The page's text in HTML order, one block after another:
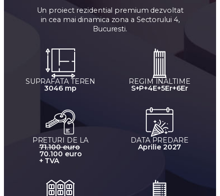
Un proiect rezidential premium dezvoltat
in cea mai dinamica zona a Sectorului 4,
Bucuresti.
SUPRAFATA TEREN
3046 mp
REGIM INALTIME
S+P+4E+5Er+6Er
PRETURI DE LA
71.100 euro
70.100 euro
+ TVA
DATA PREDARE
Aprilie 2027